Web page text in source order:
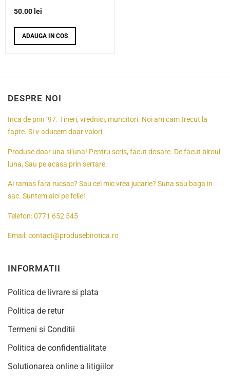
50.00 lei
ADAUGA IN COS
DESPRE NOI
Inca de prin ’97. Tineri, vrednici, muncitori. Noi am cam trecut la
fapte. Si v-aducem doar valori.
Produse doar una si’una! Pentru scris, facut dosare. De facut biroul
luna, Sau pe acasa prin sertare.
Ai ramas fara rucsac? Sau cel mic vrea jucarie? Suna sau baga in
sac. Suntem aici pe felie!
Telefon:0771 652 545
Email:contact@produsebirotica.ro
INFORMATII
Politica de livrare si plata
Politica de retur
Termeni si Conditii
Politica de confidentialitate
Solutionarea online a litigiilor